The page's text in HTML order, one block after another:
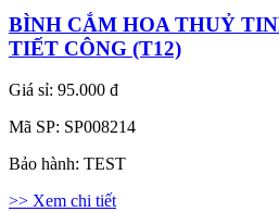
BÌNH CẮM HOA THUỶ
TIẾT CÔNG (T12)
Giá sỉ: 95.000 đ
Mã SP: SP008214
Bảo hành: TEST
>> Xem chi tiết